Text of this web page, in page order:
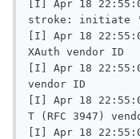
[I] Apr 18
stroke: initiate
[I] Apr 18
XAuth vendor ID
[I] Apr 18
vendor ID
[I] Apr 18
T (RFC 3947)
[I] Apr 18